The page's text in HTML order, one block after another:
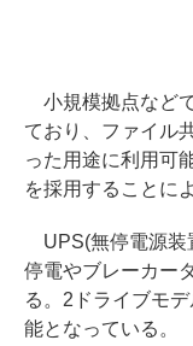
小規模拠点など
ており、ファイル
った用途に利用可
を採用することに
UPS(無停電源装
停電やブレーカー
る。2ドライブモ
能となっている。